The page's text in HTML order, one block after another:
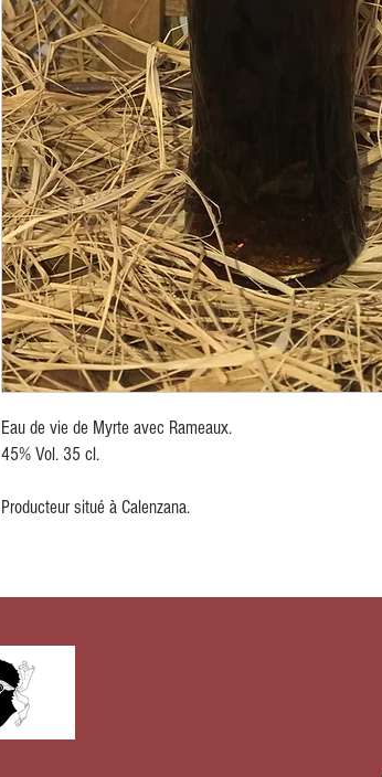
Eau de vie de Myrte avec Rameaux.
45% Vol. 35 cl.
Producteur situé à Calenzana.